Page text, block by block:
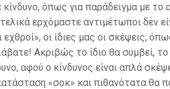
όπως για παράδειγμα με
ερχόμαστε αντιμέτωποι δεν
οι ίδιες μας οι σκέψεις;
Ακριβώς το ίδιο θα συμβεί,
αφού ο κίνδυνος είναι απλά
«σοκ» και πιθανότατα